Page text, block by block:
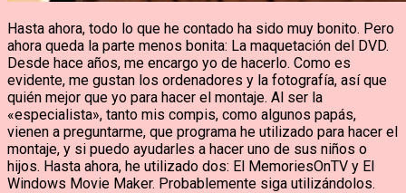
Hasta ahora, todo lo que he contado ha sido muy bonito. Pero
ahora queda la parte menos bonita: La maquetación del DVD.
Desde hace años, me encargo yo de hacerlo. Como es
evidente, me gustan los ordenadores y la fotografía, así que
quién mejor que yo para hacer el montaje. Al ser la
«especialista», tanto mis compis, como algunos papás,
vienen a preguntarme, que programa he utilizado para hacer el
montaje, y si puedo ayudarles a hacer uno de sus niños o
hijos. Hasta ahora, he utilizado dos: El MemoriesOnTV y El
Windows Movie Maker. Probablemente siga utilizándolos.